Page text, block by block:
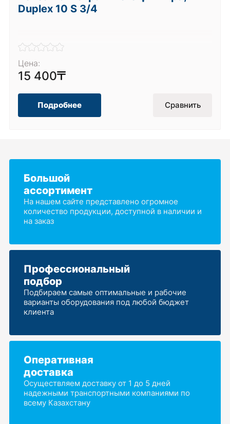
Duplex 10 S 3/4
Цена:
15 400
Подробнее Сравнить
Большой
ассортимент
На нашем сайте представлено огромное
количество продукции, доступной в наличии и
на заказ
Профессиональный
подбор
Подбираем самые оптимальные и рабочие
варианты оборудования под любой бюджет
клиента
Оперативная
доставка
Осуществляем доставку от 1 до 5 дней
надежными транспортными компаниями по
всему Казахстану